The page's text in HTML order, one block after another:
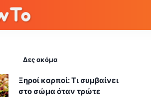
Δες ακόμα
Ξηροί καρποί: Τι συμβαίνει
στο σώμα όταν τρώτε